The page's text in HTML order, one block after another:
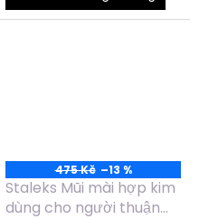
475 Kč –13 %
Staleks Mũi mài hợp kim
dùng cho người thuận